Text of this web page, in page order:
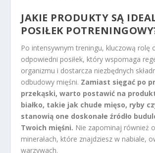
JAKIE PRODUKTY SĄ
POSIŁEK
Po intensywnym treningu, kluczową rolę
odpowiedni posiłek, który wspomaga
organizmu i dostarcza niezbędnych
odbudowy mięśni. Zamiast sięgać po
przekąski, warto postawić na
białko, takie jak chude mięso, ryby
stanowią one doskonałe źródło
Twoich mięśni. Nie zapominaj również
minerałach, które znajdziesz w nabiale,
warzywach.